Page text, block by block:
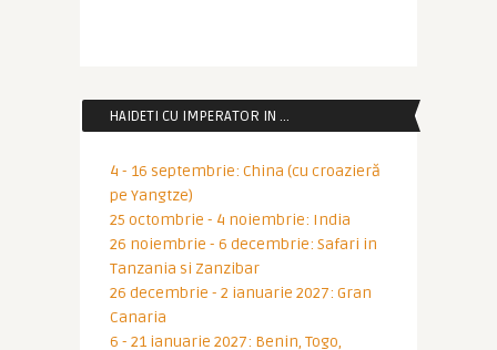
HAIDETI CU IMPERATOR IN …
4 - 16 septembrie: China (cu croazieră
pe Yangtze)
25 octombrie - 4 noiembrie: India
26 noiembrie - 6 decembrie: Safari in
Tanzania si Zanzibar
26 decembrie - 2 ianuarie 2027: Gran
Canaria
6 - 21 ianuarie 2027: Benin, Togo,